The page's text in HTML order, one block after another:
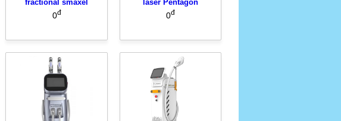
fractional smaxel
0đ
laser Pentagon
0đ